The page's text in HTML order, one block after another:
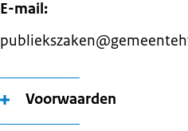
E-mail:
Voorwaarden